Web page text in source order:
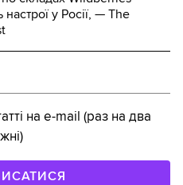
у Росії, — The
на e-mail (раз на два